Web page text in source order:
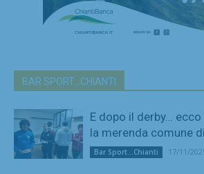
BAR SPORT...CHIANTI
E dopo il derby… ecco
la merenda comune di
Bar Sport...Chianti 17/11/